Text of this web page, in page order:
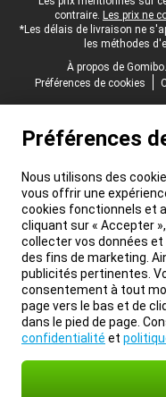
contraire. Les prix ne
*Les délais de livraison ne
les méthodes
À propos de
Préférences de cookies
Préférences
Nous utilisons des
vous offrir une
cookies fonctionnels et
cliquant sur « Accepter
collecter vos données
des fins de marketing.
publicités pertinentes.
consentement à tout
page vers le bas et de
dans le pied de page.
confidentialité et